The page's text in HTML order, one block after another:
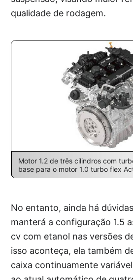
qualidade de rodagem.
Motor 1.2 de três cilindros com
base para o motor 1.0 turbo flex
No entanto, ainda há
manterá a configuração 1.5
cv com etanol nas versões
isso aconteça, ela também
caixa continuamente